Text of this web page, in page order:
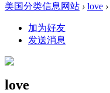
美国分类信息网站 › love ›
加为好友
发送消息
love